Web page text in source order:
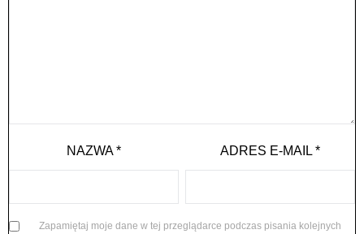
NAZWA* ADRES E-MAIL*
Zapamiętaj moje dane w tej przeglądarce podczas pisania kolejnych